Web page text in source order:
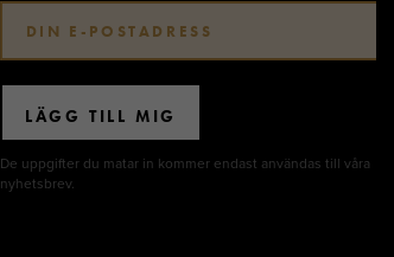
LÄGG TILL MIG
De uppgifter du matar in kommer endast användas till våra
nyhetsbrev.